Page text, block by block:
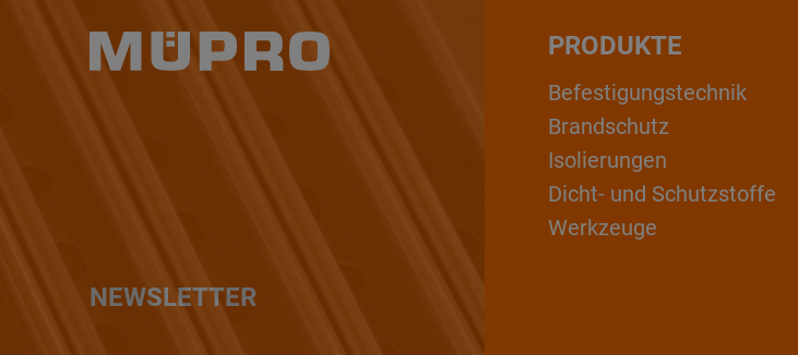
NEWSLETTER
PRODUKTE
Befestigungstechnik
Brandschutz
Isolierungen
Dicht- und Schutzstoffe
Werkzeuge